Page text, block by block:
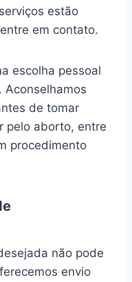
estão
em contato.
escolha pessoal
Aconselhamos
de tomar
pelo aborto, entre
procedimento
não pode
envio